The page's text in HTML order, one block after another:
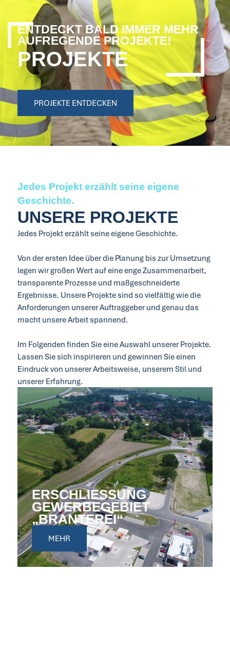
ENTDECKT BALD IMMER MEHR
AUFREGENDE PROJEKTE!
PROJEKTE
PROJEKTE ENTDECKEN
Jedes Projekt erzählt seine eigene
Geschichte.
UNSERE PROJEKTE
Jedes Projekt erzählt seine eigene Geschichte.
Von der ersten Idee über die Planung bis zur Umsetzung
legen wir großen Wert auf eine enge Zusammenarbeit,
transparente Prozesse und maßgeschneiderte
Ergebnisse. Unsere Projekte sind so vielfältig wie die
Anforderungen unserer Auftraggeber und genau das
macht unsere Arbeit spannend.
Im Folgenden finden Sie eine Auswahl unserer Projekte.
Lassen Sie sich inspirieren und gewinnen Sie einen
Eindruck von unserer Arbeitsweise, unserem Stil und
unserer Erfahrung.
ERSCHLIESSUNG G
EWERBEGEBIET „
BRANTEREI“
MEHR